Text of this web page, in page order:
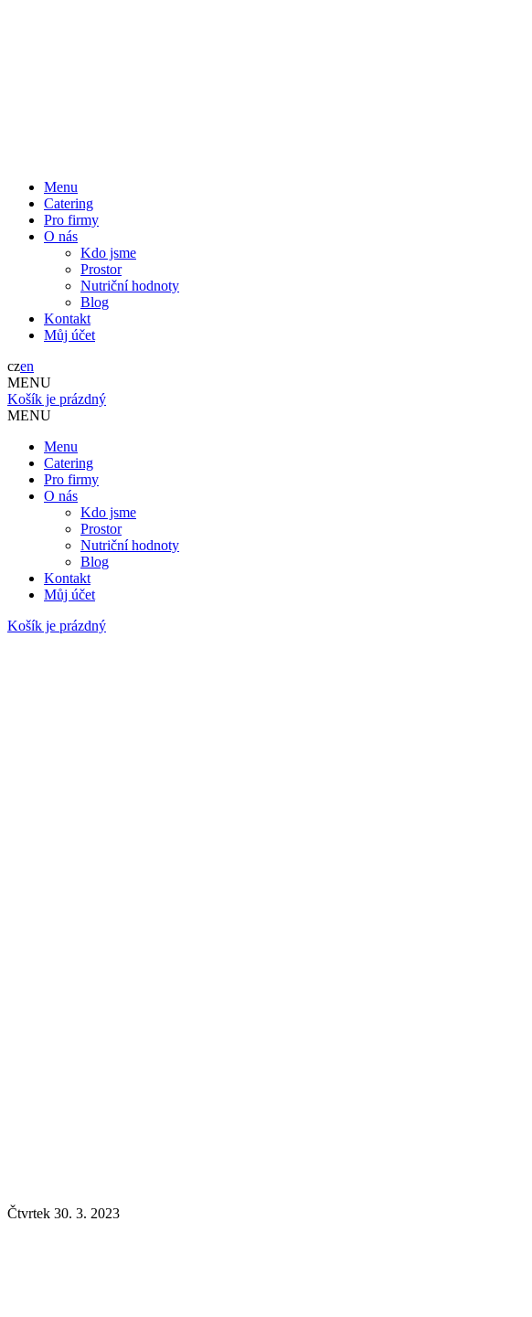
Menu
Catering
Pro firmy
O nás
Kdo jsme
Prostor
Nutriční hodnoty
Blog
Kontakt
Můj účet
czen
MENU
Košík je prázdný
MENU
Menu
Catering
Pro firmy
O nás
Kdo jsme
Prostor
Nutriční hodnoty
Blog
Kontakt
Můj účet
Košík je prázdný
Čtvrtek 30. 3. 2023